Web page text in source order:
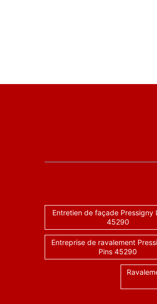
Entretien de façade Pressigny
45290
Entreprise de ravalement
Pins 45290